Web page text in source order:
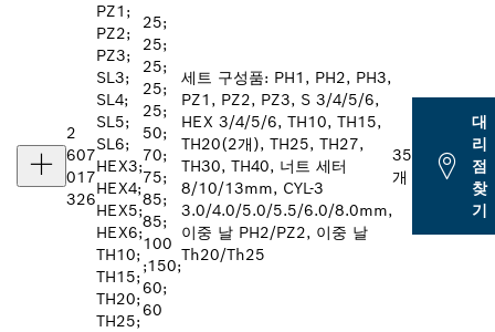
2
607
017
326
PZ1;
PZ2;
PZ3;
SL3;
SL4;
SL5;
SL6;
HEX3;
HEX4;
HEX5;
HEX6;
TH10;
TH15;
TH20;
TH25;
25;
25;
25;
25;
25;
50;
70;
75;
85;
85;
100
;150;
60;
60
세트 구성품: PH1, PH2, PH3,
PZ1, PZ2, PZ3, S 3/4/5/6,
HEX 3/4/5/6, TH10, TH15,
TH20(2개), TH25, TH27,
TH30, TH40, 너트 세터
8/10/13mm, CYL-3
3.0/4.0/5.0/5.5/6.0/8.0mm,
이중 날 PH2/PZ2, 이중 날
Th20/Th25
35
개
대
리
점
찾
기